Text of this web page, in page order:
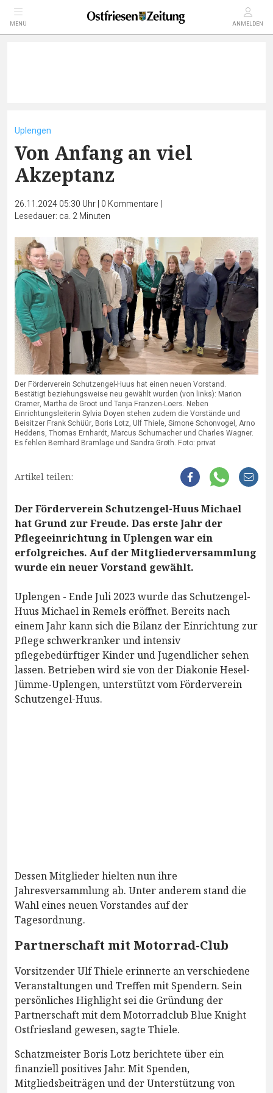
MENÜ ANMELDEN
Uplengen
Von Anfang an viel
Akzeptanz
26.11.2024 05:30 Uhr| 0 Kommentare |
Lesedauer: ca. 2 Minuten
Der Förderverein Schutzengel-Huus hat einen neuen Vorstand.
Bestätigt beziehungsweise neu gewählt wurden (von links): Marion
Cramer, Martha de Groot und Tanja Franzen-Loers. Neben
Einrichtungsleiterin Sylvia Doyen stehen zudem die Vorstände und
Beisitzer Frank Schüür, Boris Lotz, Ulf Thiele, Simone Schonvogel, Arno
Heddens, Thomas Ernhardt, Marcus Schumacher und Charles Wagner.
Es fehlen Bernhard Bramlage und Sandra Groth. Foto: privat
Artikel teilen:
Der Förderverein Schutzengel-Huus Michael
hat Grund zur Freude. Das erste Jahr der
Pflegeeinrichtung in Uplengen war ein
erfolgreiches. Auf der Mitgliederversammlung
wurde ein neuer Vorstand gewählt.
Uplengen - Ende Juli 2023 wurde das Schutzengel-
Huus Michael in Remels eröffnet. Bereits nach
einem Jahr kann sich die Bilanz der Einrichtung zur
Pflege schwerkranker und intensiv
pflegebedürftiger Kinder und Jugendlicher sehen
lassen. Betrieben wird sie von der Diakonie Hesel-
Jümme-Uplengen, unterstützt vom Förderverein
Schutzengel-Huus.
Dessen Mitglieder hielten nun ihre
Jahresversammlung ab. Unter anderem stand die
Wahl eines neuen Vorstandes auf der
Tagesordnung.
Partnerschaft mit Motorrad-Club
Vorsitzender Ulf Thiele erinnerte an verschiedene
Veranstaltungen und Treffen mit Spendern. Sein
persönliches Highlight sei die Gründung der
Partnerschaft mit dem Motorradclub Blue Knight
Ostfriesland gewesen, sagte Thiele.
Schatzmeister Boris Lotz berichtete über ein
finanziell positives Jahr. Mit Spenden,
Mitgliedsbeiträgen und der Unterstützung von